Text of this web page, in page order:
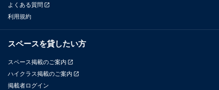
よくある質問
利用規約
スペースを貸したい方
スペース掲載のご案内
ハイクラス掲載のご案内
掲載者ログイン